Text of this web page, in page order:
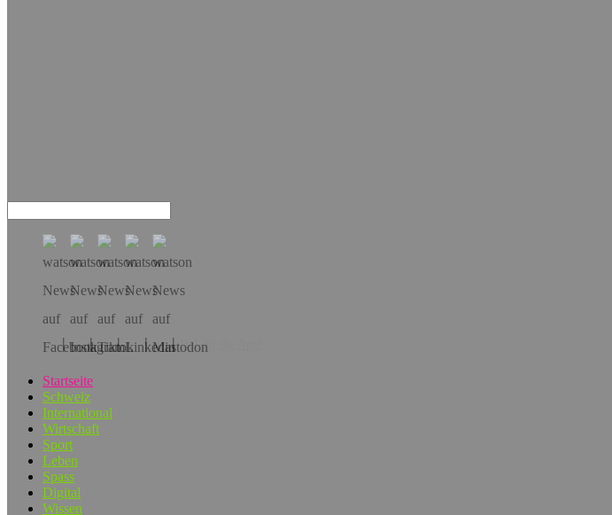
Hol dir die App!
Startseite
Schweiz
International
Wirtschaft
Sport
Leben
Spass
Digital
Wissen